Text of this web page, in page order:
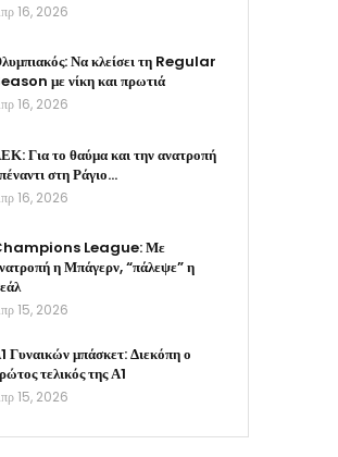
16, 2026
Να κλείσει τη Regular
με νίκη και πρωτιά
16, 2026
Για το θαύμα και την ανατροπή
στη Ράγιο…
16, 2026
League: Με
η Μπάγερν, “πάλεψε” η
15, 2026
Γυναικών μπάσκετ: Διεκόπη ο
τελικός της Α1
15, 2026